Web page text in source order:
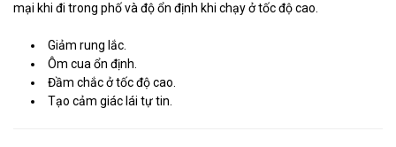
mại khi đi trong phố và độ ổn định khi chạy ở tốc độ cao.
Giảm rung lắc.
Ôm cua ổn định.
Đầm chắc ở tốc độ cao.
Tạo cảm giác lái tự tin.